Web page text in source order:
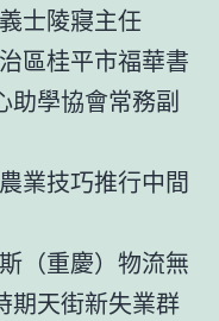
士陵寢主任
區桂平市福華書
助學協會常務副
業技巧推行中間
（重慶）物流無
期天街新失業群